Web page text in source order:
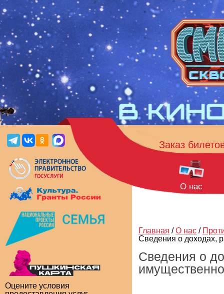
Оцените условия
Заказ
О нас
Главная / О нас /
Сведения о доходах,
Сведения о